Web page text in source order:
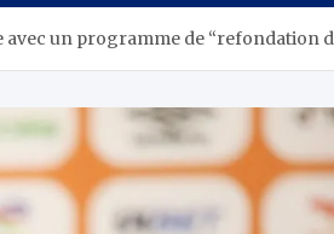
avec un programme de “refondation